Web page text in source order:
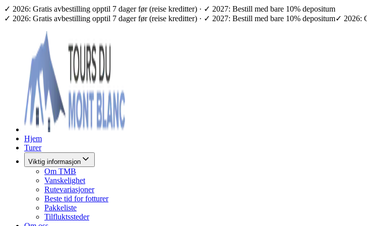
✓ 2026: Gratis avbestilling opptil 7 dager før (reise kreditter) · ✓ 2027: Bestill med bare 10% depositum
✓ 2026: Gratis avbestilling opptil 7 dager før (reise kreditter) · ✓ 2027: Bestill med bare 10% depositum✓ 2026:
Hjem
Turer
Viktig informasjon
Om TMB
Vanskelighet
Rutevariasjoner
Beste tid for fotturer
Pakkeliste
Tilfluktssteder